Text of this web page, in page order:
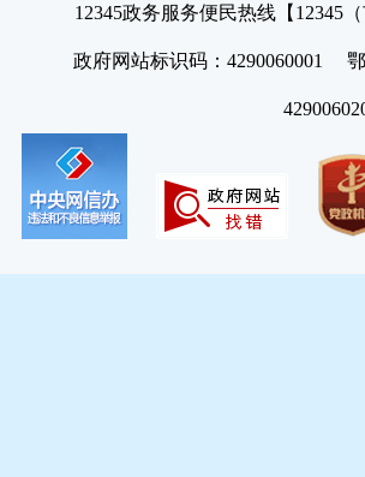
12345政务服务便民热线【12345
政府网站标识码：4290060001